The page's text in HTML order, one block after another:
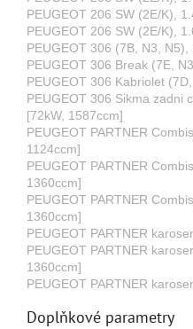
PEUGEOT 206 SW (2E/K),
PEUGEOT 206 SW (2E/K),
PEUGEOT 306 (7B, N3,
PEUGEOT 306 Break (7E,
PEUGEOT 306 Kabriolet
PEUGEOT 306 Sikma zadni
[72kW, 1587ccm]
PEUGEOT PARTNER
1124ccm]
PEUGEOT PARTNER
1360ccm]
PEUGEOT PARTNER
1360ccm]
PEUGEOT PARTNER
PEUGEOT PARTNER
1360ccm]
PEUGEOT PARTNER
Doplňkové parametry